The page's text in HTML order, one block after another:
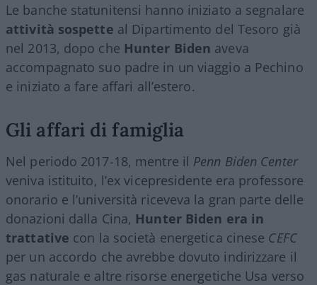
Le banche statunitensi hanno iniziato a segnalare
attività sospette al Dipartimento del Tesoro già
nel 2013, dopo che Hunter Biden aveva
accompagnato suo padre in un viaggio a Pechino
e iniziato a fare affari all’estero.
Gli affari di famiglia
Nel periodo 2017-18, mentre il Penn Biden Center
veniva istituito, l’ex vicepresidente era professore
onorario e l’università riceveva la gran parte delle
donazioni dalla Cina, Hunter Biden era in
trattative con la società energetica cinese CEFC
per un accordo che avrebbe dovuto indirizzare il
gas naturale e altre risorse energetiche Usa verso